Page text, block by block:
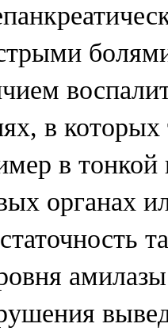
в
в
органах
амилазы